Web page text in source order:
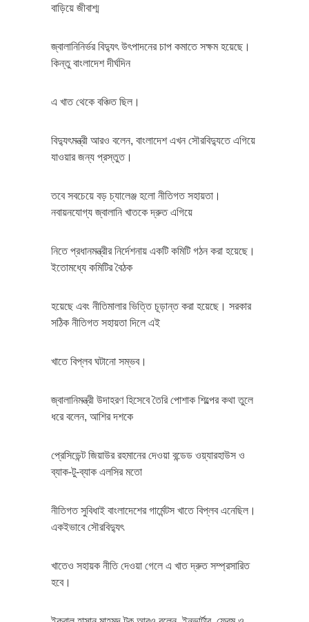
বাড়িয়ে জীবাশ্ম
জ্বালানিনির্ভর বিদ্যুৎ উৎপাদনের চাপ কমাতে সক্ষম হয়েছে।
কিন্তু বাংলাদেশ দীর্ঘদিন
এ খাত থেকে বঞ্চিত ছিল।
বিদ্যুৎমন্ত্রী আরও বলেন, বাংলাদেশ এখন সৌরবিদ্যুতে এগিয়ে
যাওয়ার জন্য প্রস্তুত।
তবে সবচেয়ে বড় চ্যালেঞ্জ হলো নীতিগত সহায়তা।
নবায়নযোগ্য জ্বালানি খাতকে দ্রুত এগিয়ে
নিতে প্রধানমন্ত্রীর নির্দেশনায় একটি কমিটি গঠন করা হয়েছে।
ইতোমধ্যে কমিটির বৈঠক
হয়েছে এবং নীতিমালার ভিত্তি চূড়ান্ত করা হয়েছে। সরকার
সঠিক নীতিগত সহায়তা দিলে এই
খাতে বিপ্লব ঘটানো সম্ভব।
জ্বালানিমন্ত্রী উদাহরণ হিসেবে তৈরি পোশাক শিল্পের কথা তুলে
ধরে বলেন, আশির দশকে
প্রেসিডেন্ট জিয়াউর রহমানের দেওয়া বন্ডেড ওয়্যারহাউস ও
ব্যাক-টু-ব্যাক এলসির মতো
নীতিগত সুবিধাই বাংলাদেশের গার্মেন্টস খাতে বিপ্লব এনেছিল।
একইভাবে সৌরবিদ্যুৎ
খাতেও সহায়ক নীতি দেওয়া গেলে এ খাত দ্রুত সম্প্রসারিত
হবে।